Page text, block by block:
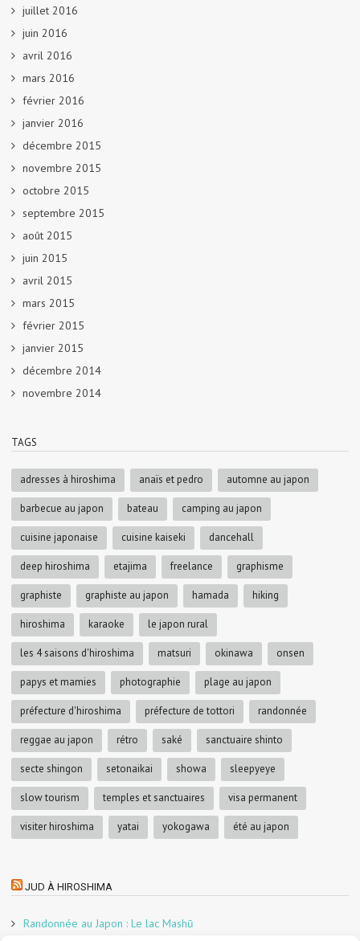
juillet 2016
juin 2016
avril 2016
mars 2016
février 2016
janvier 2016
décembre 2015
novembre 2015
octobre 2015
septembre 2015
août 2015
juin 2015
avril 2015
mars 2015
février 2015
janvier 2015
décembre 2014
novembre 2014
TAGS
adresses à hiroshima anaïs et pedro automne au japon
barbecue au japon bateau camping au japon
cuisine japonaise cuisine kaiseki dancehall
deep hiroshima etajima freelance graphisme
graphiste graphiste au japon hamada hiking
hiroshima karaoke le japon rural
les 4 saisons d'hiroshima matsuri okinawa onsen
papys et mamies photographie plage au japon
préfecture d'hiroshima préfecture de tottori randonnée
reggae au japon rétro saké sanctuaire shinto
secte shingon setonaikai showa sleepyeye
slow tourism temples et sanctuaires visa permanent
visiter hiroshima yatai yokogawa été au japon
JUD À HIROSHIMA
Randonnée au Japon : Le lac Mashū